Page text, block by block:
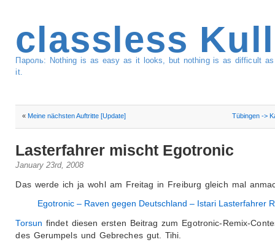
classless
Пароль: Nothing is as easy as it looks, but nothing is as difficult
it.
«Meine nächsten Auftritte [Update] Tübingen ->
Lasterfahrer mischt Egotronic
January 23rd, 2008
Das werde ich ja wohl am Freitag in Freiburg gleich mal
Egotronic – Raven gegen Deutschland – Istari Lasterfahrer
Torsun findet diesen ersten Beitrag zum Egotronic-Remix-
des Gerumpels und Gebreches gut. Tihi.